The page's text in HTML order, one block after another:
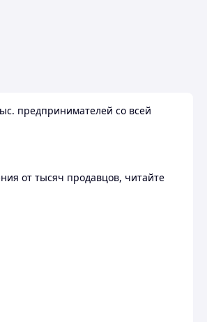
предпринимателей со всей
от тысяч продавцов, читайте